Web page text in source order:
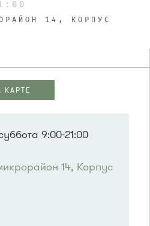
14, КОРПУС
КАРТЕ
9:00-21:00
14, Корпус